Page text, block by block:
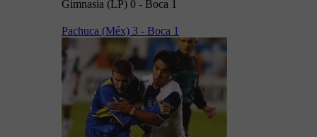
Gimnasia (LP) 0 - Boca 1
Pachuca (Méx) 3 - Boca 1